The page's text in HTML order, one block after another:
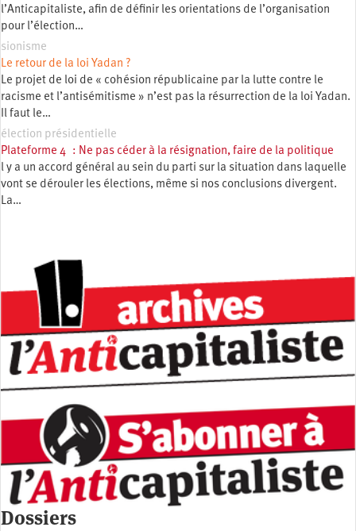
l’Anticapitaliste, afin de définir les orientations de l’organisation
pour l’élection…
sionisme
Le retour de la loi Yadan ?
Le projet de loi de « cohésion républicaine par la lutte contre le
racisme et l’antisémitisme » n’est pas la résurrection de la loi Yadan.
Il faut le…
élection présidentielle
Plateforme 4 : Ne pas céder à la résignation, faire de la politique
l y a un accord général au sein du parti sur la situation dans laquelle
vont se dérouler les élections, même si nos conclusions divergent.
La…
Dossiers